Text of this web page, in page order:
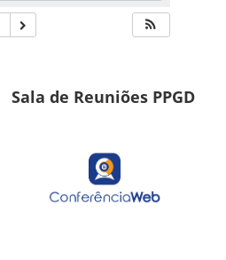
Sala de Reuniões PPGD